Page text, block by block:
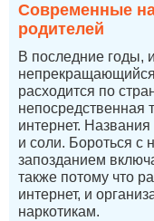
Современные
родителей
В последние годы,
непрекращающийся
расходится по
непосредственная
интернет.
и соли. Бороться с
запозданием
также потому что
интернет, и
наркотикам.